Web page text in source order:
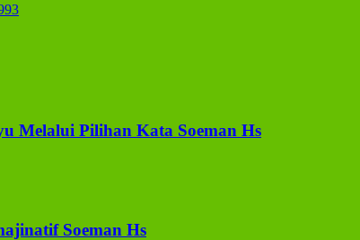
Melalui Pilihan Kata Soeman Hs
Soeman Hs